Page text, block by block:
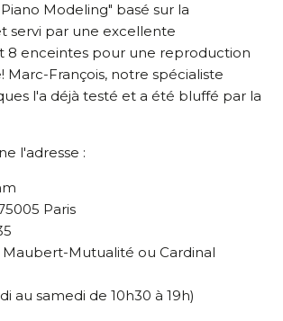
Modeling" basé sur la
servi par une excellente
8 enceintes pour une reproduction
Marc-François, notre spécialiste
l'a déjà testé et a été bluffé par la
l'adresse :
Paris
Maubert-Mutualité ou Cardinal
au samedi de 10h30 à 19h)